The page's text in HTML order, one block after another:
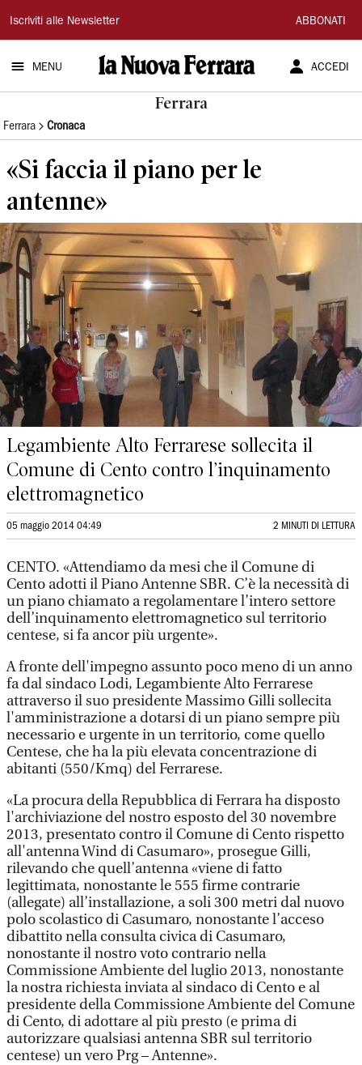
La
Nuova
Ferrara
Iscriviti alle Newsletter ABBONATI
MENU ACCEDI
Ferrara
Ferrara Cronaca
«Si faccia il piano per le
antenne»
Legambiente Alto Ferrarese sollecita il
Comune di Cento contro l’inquinamento
elettromagnetico
05 maggio 2014 04:49 2 MINUTI DI LETTURA
CENTO. «Attendiamo da mesi che il Comune di
Cento adotti il Piano Antenne SBR. C’è la necessità di
un piano chiamato a regolamentare l’intero settore
dell’inquinamento elettromagnetico sul territorio
centese, si fa ancor più urgente».
A fronte dell'impegno assunto poco meno di un anno
fa dal sindaco Lodi, Legambiente Alto Ferrarese
attraverso il suo presidente Massimo Gilli sollecita
l'amministrazione a dotarsi di un piano sempre più
necessario e urgente in un territorio, come quello
Centese, che ha la più elevata concentrazione di
abitanti (550/Kmq) del Ferrarese.
«La procura della Repubblica di Ferrara ha disposto
l'archiviazione del nostro esposto del 30 novembre
2013, presentato contro il Comune di Cento rispetto
all'antenna Wind di Casumaro», prosegue Gilli,
rilevando che quell’antenna «viene di fatto
legittimata, nonostante le 555 firme contrarie
(allegate) all’installazione, a soli 300 metri dal nuovo
polo scolastico di Casumaro, nonostante l’acceso
dibattito nella consulta civica di Casumaro,
nonostante il nostro voto contrario nella
Commissione Ambiente del luglio 2013, nonostante
la nostra richiesta inviata al sindaco di Cento e al
presidente della Commissione Ambiente del Comune
di Cento, di adottare al più presto (e prima di
autorizzare qualsiasi antenna SBR sul territorio
centese) un vero Prg – Antenne».